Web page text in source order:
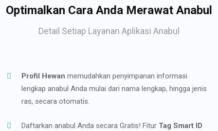
Optimalkan Cara Anda Merawat Anabul
Detail Setiap Layanan Aplikasi Anabul
Profil Hewan memudahkan penyimpanan informasi
lengkap anabul Anda mulai dari nama lengkap, hingga jenis
ras, secara otomatis.
Daftarkan anabul Anda secara Gratis! Fitur Tag Smart ID